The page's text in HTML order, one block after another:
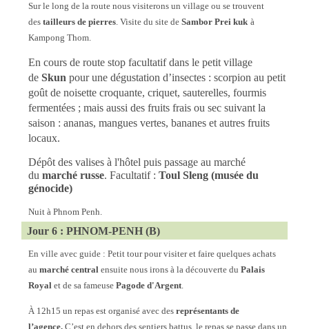
Sur le long de la route nous visiterons un village ou se trouvent
destailleurs de pierres. Visite du site deSambor Prei kuk à
Kampong Thom.
En cours de route stop facultatif dans le petit village
deSkunpour une dégustation d’insectes : scorpion au petit
goût de noisette croquante, criquet, sauterelles, fourmis
fermentées ; mais aussi des fruits frais ou sec suivant la
saison : ananas, mangues vertes, bananes et autres fruits
locaux.
Dépôt des valises à l'hôtel puis passage au marché
dumarché russe. Facultatif :Toul Sleng (musée du
génocide)
Nuit à Phnom Penh.
Jour 6 : PHNOM-PENH (B)
En ville avec guide : Petit tour pour visiter et faire quelques achats
aumarché central ensuite nous irons à la découverte duPalais
Royal et de sa fameusePagode d'Argent.
À 12h15 un repas est organisé avec desreprésentants de
l’agence.C’est en dehors des sentiers battus, le repas se passe dans un